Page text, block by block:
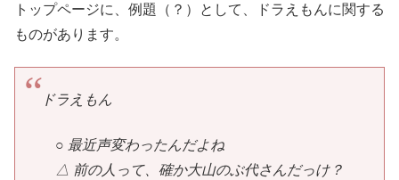
トップページに、例題（？）として、ドラえもんに関する
ものがあります。
ドラえもん
○ 最近声変わったんだよね
△ 前の人って、確か大山のぶ代さんだっけ？